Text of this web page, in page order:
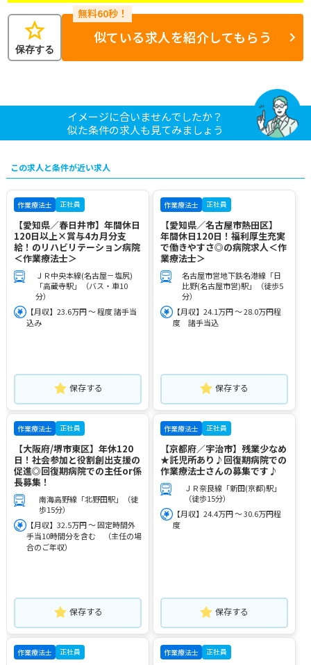
star
保存する
似ている求人を紹介してもらう
イメージに合いませんでしたか？
似た条件の求人も見てみましょう
この求人と条件が近い求人
作業療法士 正社員
【愛知県／春日井市】年間休日
120日以上×賞与4カ月分支
給！のリハビリテーション病院
＜作業療法士＞
ＪＲ中央本線(名古屋－塩尻)
「高蔵寺駅」（バス・車10
分）
【月収】23.6万円 ～ 程度 諸手当
込み
保存する
作業療法士 正社員
【愛知県／名古屋市熱田区】
年間休日120日！福利厚生充実
で働きやすさ◎の病院求人＜作
業療法士＞
名古屋市営地下鉄名港線「日
比野(名古屋市営)駅」（徒歩5
分）
【月収】24.1万円 ～ 28.0万円程
度 諸手当込
保存する
作業療法士 正社員
【大阪府/堺市東区】年休120
日！社会参加と役割創出支援の
促進◎回復期病院での主任or係
長募集！
南海高野線「北野田駅」（徒
歩15分）
【月収】32.5万円 ～ 固定時間外
手当10時間分を含む （主任の場
合のご年収）
保存する
作業療法士 正社員
【京都府／宇治市】残業少なめ
★託児所あり♪回復期病院での
作業療法士さんの募集です♪
ＪＲ奈良線「新田(京都)駅」
（徒歩15分）
【月収】24.4万円 ～ 30.6万円程
度
保存する
作業療法士 正社員 作業療法士 正社員